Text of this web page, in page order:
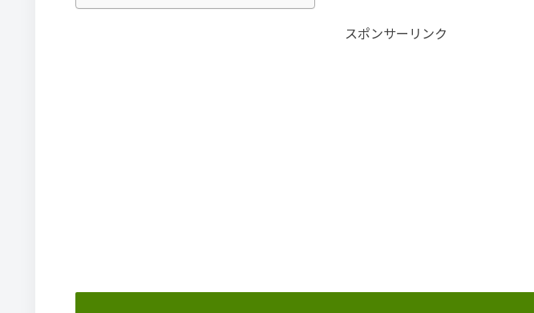
スポンサーリンク